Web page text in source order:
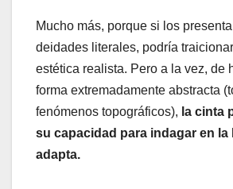
Mucho más, porque si los
deidades literales, podría
estética realista. Pero a la vez, de
forma extremadamente abstracta
fenómenos topográficos), la cinta
su capacidad para indagar en la
adapta.